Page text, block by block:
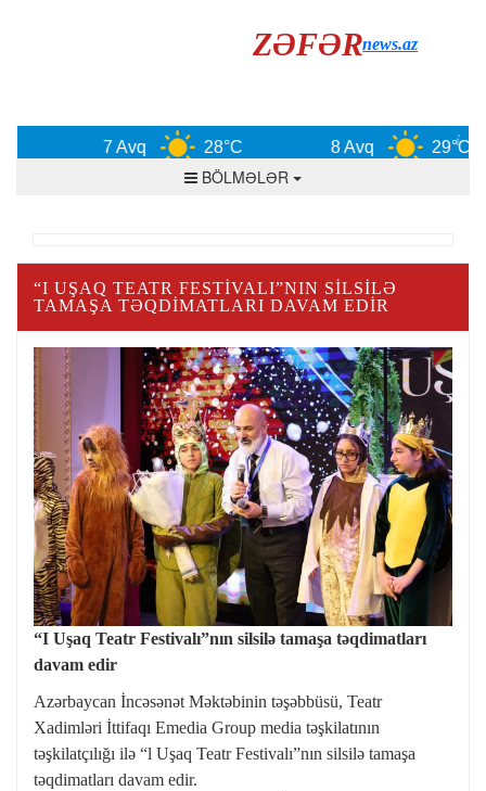
ZƏFƏRnews.az
7 Avq 28°C 8 Avq 29°C
BÖLMƏLƏR
“I UŞAQ TEATR FESTIVALI”NIN SILSILƏ
TAMAŞA TƏQDIMATLARI DAVAM EDIR
“I Uşaq Teatr Festivalı”nın silsilə tamaşa təqdimatları
davam edir
Azərbaycan İncəsənət Məktəbinin təşəbbüsü, Teatr
Xadimləri İttifaqı Emedia Group media təşkilatının
təşkilatçılığı ilə “l Uşaq Teatr Festivalı”nın silsilə tamaşa
təqdimatları davam edir.